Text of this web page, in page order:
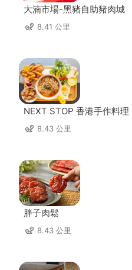
大湳市場-黑豬自助豬肉城
8.41 公里
NEXT STOP 香港手作料理
8.43 公里
胖子肉鬆
8.43 公里